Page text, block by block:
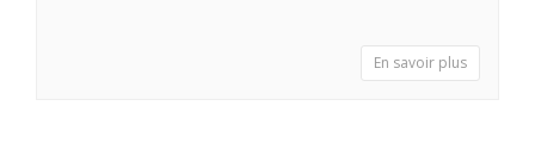
En savoir plus